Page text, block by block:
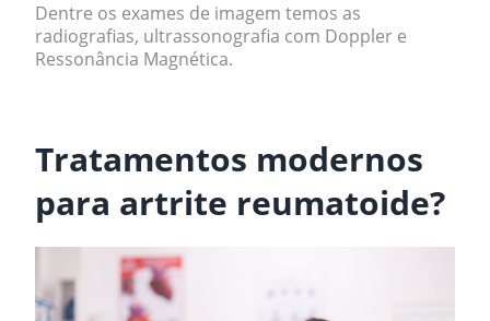
Dentre os exames de imagem temos as
radiografias, ultrassonografia com Doppler e
Ressonância Magnética.
Tratamentos modernos
para artrite reumatoide?